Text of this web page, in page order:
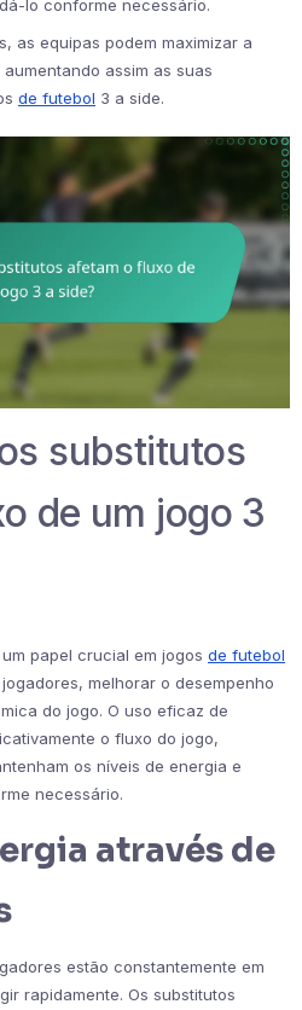
lo conforme necessário.
as equipas podem maximizar a
assim as suas
de futebol 3 a side.
substitutos
de um jogo 3
papel crucial em jogos de futebol
melhorar o desempenho
do jogo. O uso eficaz de
o fluxo do jogo,
os níveis de energia e
necessário.
através de
estão constantemente em
rapidamente. Os substitutos